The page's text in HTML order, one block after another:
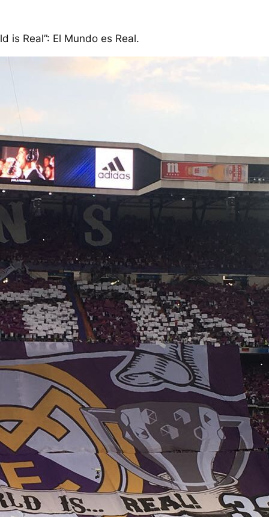
is Real”: El Mundo es Real.